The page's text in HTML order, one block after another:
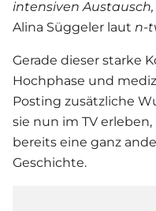
intensiven
Alina Süggeler laut n-
Gerade dieser starke
Hochphase und
Posting zusätzliche
sie nun im TV
bereits eine ganz
Geschichte.